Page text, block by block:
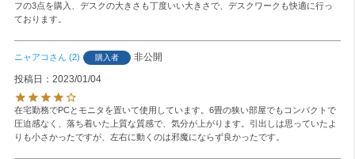
フの3点を購入、デスクの大きさも丁度いい大きさで、デスクワークも快適に行っ
ております。
ニャアコ 2 購入者
非公開
投稿日
2023/01/04
在宅勤務でPCとモニタを置いて使用しています。6畳の狭い部屋でもコンパクトで
圧迫感なく、落ち着いた上質な質感で、気分が上がります。引出しは思っていたよ
りも小さかったですが、左右に動くのは邪魔にならず良かったです。